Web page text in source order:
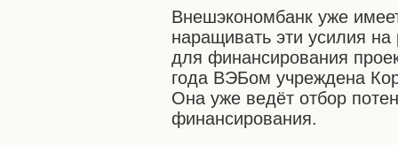
Внешэкономбанк уже
наращивать эти усилия
для финансирования
года ВЭБом учреждена
Она уже ведёт отбор
финансирования.